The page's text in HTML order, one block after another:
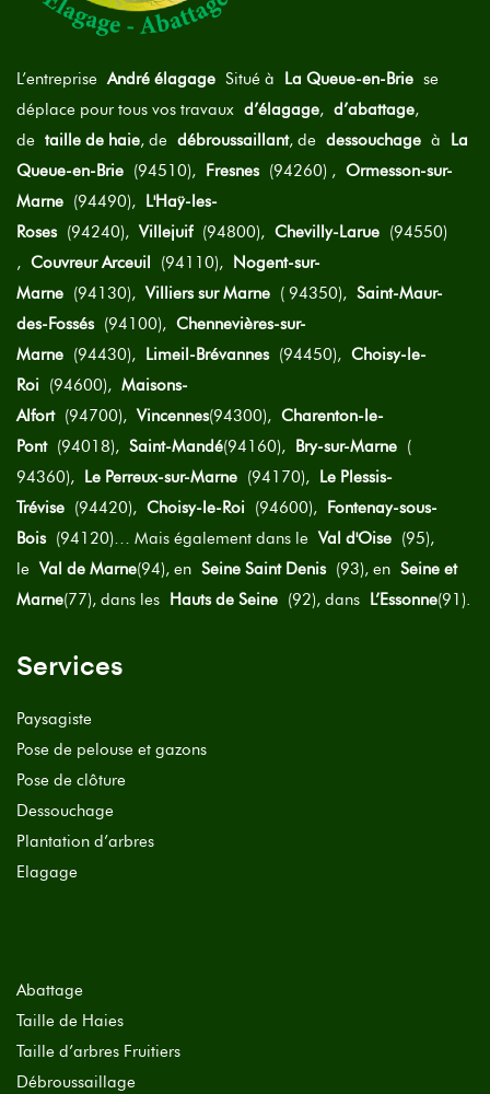
L’entrepriseAndré élagage Situé à La Queue-en-Brie se
déplace pour tous vos travaux d’élagage, d’abattage,
de taille de haie, de débroussaillant, de dessouchage à
La
Queue-en-Brie (94510), Fresnes(94260) , Ormesson-sur-
Marne (94490),
L'Haÿ-les-
Roses(94240), Villejuif(94800), Chevilly-Larue (94550)
, Couvreur Arceuil (94110),
Nogent-sur-
Marne (94130), Villiers sur Marne ( 94350), Saint-Maur-
des-Fossés(94100), Chennevières-sur-
Marne (94430), Limeil-Brévannes(94450), Choisy-le-
Roi (94600), Maisons-
Alfort(94700), Vincennes(94300), Charenton-le-
Pont(94018), Saint-Mandé(94160), Bry-sur-Marne (
94360),
Le Perreux-sur-Marne (94170),
Le Plessis-
Trévise (94420), Choisy-le-Roi (94600),
Fontenay-sous-
Bois(94120)… Mais également dans le Val d'Oise (95),
le Val de Marne(94), en Seine Saint Denis(93), en Seine et
Marne(77), dans les Hauts de Seine (92), dans L’Essonne(91).
Services
Paysagiste
Pose de pelouse et gazons
Pose de clôture
Dessouchage
Plantation d’arbres
Elagage
Abattage
Taille de Haies
Taille d’arbres Fruitiers
Débroussaillage